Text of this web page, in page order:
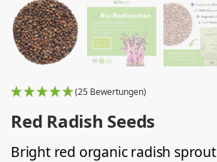
(25 Bewertungen)
Red Radish Seeds
Bright red organic radish